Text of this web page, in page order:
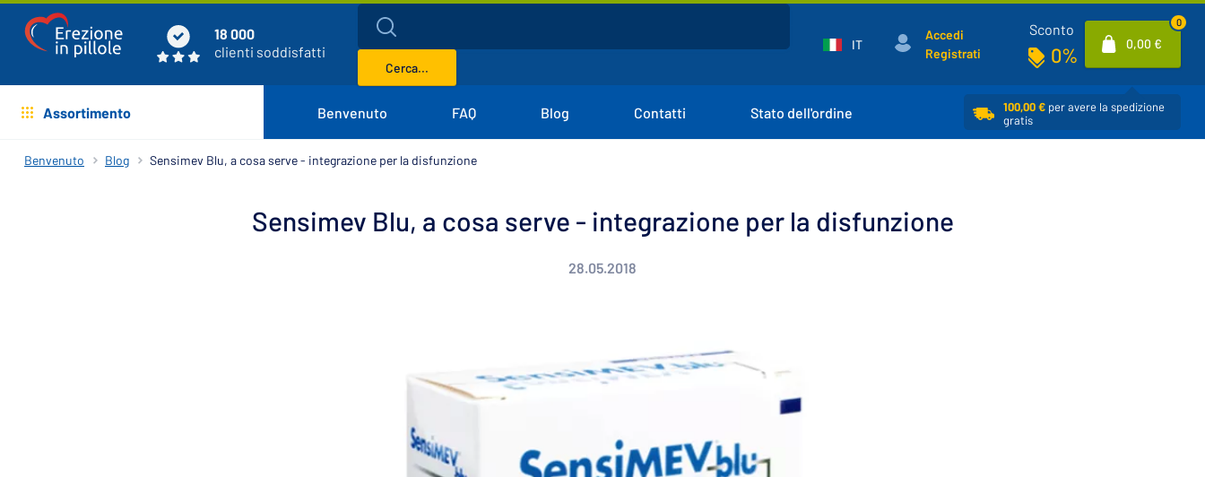
18 000
clienti soddisfatti
Cerca...
IT
Accedi
Registrati
Sconto
0% 0,00 €
0
Assortimento Benvenuto FAQ Blog Contatti Stato dell'ordine 100,00 € per avere la spedizione
gratis
Benvenuto Blog Sensimev Blu, a cosa serve - integrazione per la disfunzione
Sensimev Blu, a cosa serve - integrazione per la disfunzione
28.05.2018